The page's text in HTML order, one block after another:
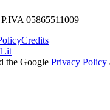
05865511009
Credits
the Google Privacy Policy